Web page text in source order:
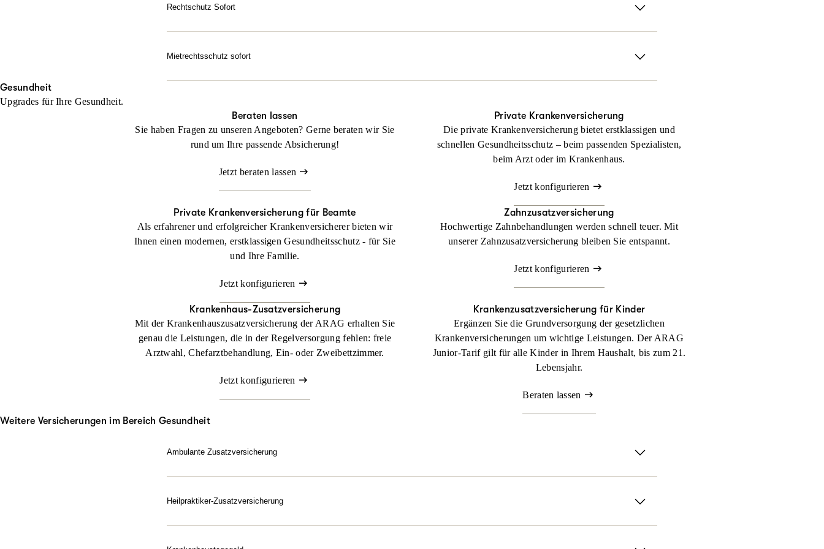
Gerichtskosten – wenn erforderlich auch durch alle Instanzen.
Jetzt konfigurieren Beraten lassen
Rechtschutz Sofort
Mietrechtsschutz sofort
Jetzt konfigurieren Beraten lassen
Gesundheit
Upgrades für Ihre Gesundheit.
Beraten lassen
Sie haben Fragen zu unseren Angeboten? Gerne beraten wir Sie
rund um Ihre passende Absicherung!
Jetzt beraten lassen
Private Krankenversicherung
Die private Krankenversicherung bietet erstklassigen und
schnellen Gesundheitsschutz – beim passenden Spezialisten,
beim Arzt oder im Krankenhaus.
Jetzt konfigurieren
Private Kranken­versicherung für Beamte
Als erfahrener und erfolgreicher Krankenversicherer bieten wir
Ihnen einen modernen, erstklassigen Gesundheitsschutz - für Sie
und Ihre Familie.
Jetzt konfigurieren
Zahnzusatzversicherung
Hochwertige Zahnbehandlungen werden schnell teuer. Mit
unserer Zahnzusatzversicherung bleiben Sie entspannt.
Jetzt konfigurieren
Krankenhaus-Zusatzversicherung
Mit der Krankenhaus­zusatzversicherung der ARAG erhalten Sie
genau die Leistungen, die in der Regelversorgung fehlen: freie
Arztwahl, Chefarztbehandlung, Ein- oder Zweibettzimmer.
Jetzt konfigurieren
Krankenzusatz­versicherung für Kinder
Ergänzen Sie die Grundversorgung der gesetzlichen
Krankenversicherungen um wichtige Leistungen. Der ARAG
Junior-Tarif gilt für alle Kinder in Ihrem Haushalt, bis zum 21.
Lebensjahr.
Beraten lassen
Weitere Versicherungen im Bereich Gesundheit
Ambulante Zusatzversicherung
Heilpraktiker-Zusatzversicherung
alternativen Heilmitteln.